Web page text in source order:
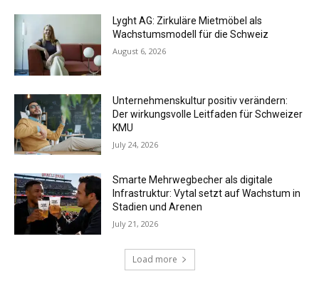
Lyght AG: Zirkuläre Mietmöbel als
Wachstumsmodell für die Schweiz
August 6, 2026
Unternehmenskultur positiv verändern:
Der wirkungsvolle Leitfaden für Schweizer
KMU
July 24, 2026
Smarte Mehrwegbecher als digitale
Infrastruktur: Vytal setzt auf Wachstum in
Stadien und Arenen
July 21, 2026
Load more